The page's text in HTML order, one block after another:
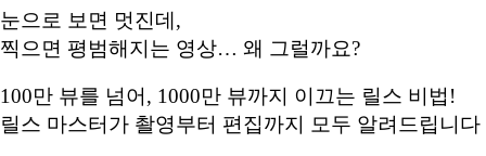
눈으로 보면 멋진데,
찍으면 평범해지는 영상… 왜 그럴까요?
100만 뷰를 넘어, 1000만 뷰까지 이끄는 릴스 비법!
릴스 마스터가 촬영부터 편집까지 모두 알려드립니다